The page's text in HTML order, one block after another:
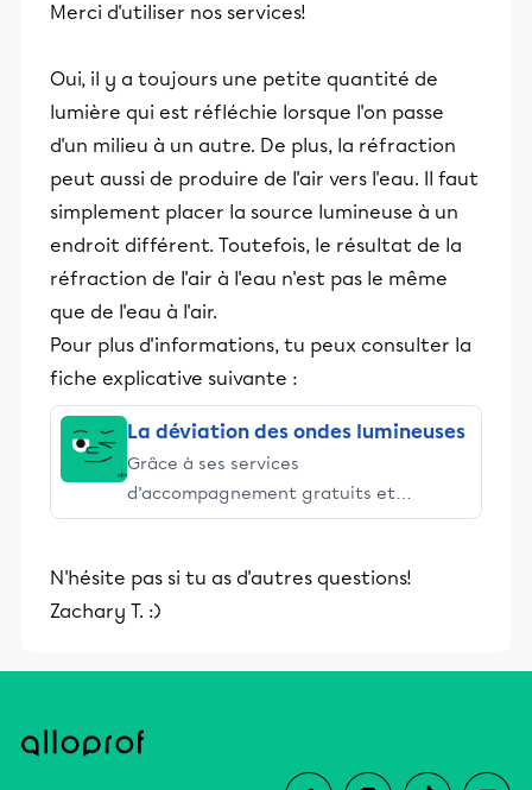
Merci d'utiliser nos services!
Oui, il y a toujours une petite quantité de
lumière qui est réfléchie lorsque l'on passe
d'un milieu à un autre. De plus, la réfraction
peut aussi de produire de l'air vers l'eau. Il faut
simplement placer la source lumineuse à un
endroit différent. Toutefois, le résultat de la
réfraction de l'air à l'eau n'est pas le même
que de l'eau à l'air.
Pour plus d'informations, tu peux consulter la
fiche explicative suivante :
La déviation des ondes lumineuses
Grâce à ses services
d’accompagnement gratuits et
stimulants, Alloprof engage les élèves
éducative.
N'hésite pas si tu as d'autres questions!
Zachary T. :)